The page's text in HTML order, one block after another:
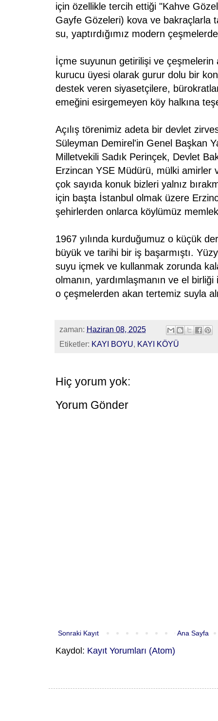
için özellikle tercih ettiği "Kahve
Gayfe Gözeleri) kova ve bakraçlarla
su, yaptırdığımız modern
İçme suyunun getirilişi ve çeşmelerin
kurucu üyesi olarak gurur dolu bir
destek veren siyasetçilere,
emeğini esirgemeyen köy halkına
Açılış törenimiz adeta bir devlet
Süleyman Demirel'in Genel Başkan
Milletvekili Sadık Perinçek, Devlet
Erzincan YSE Müdürü, mülki amirler
çok sayıda konuk bizleri yalnız
için başta İstanbul olmak üzere
şehirlerden onlarca köylümüz
1967 yılında kurduğumuz o küçük
büyük ve tarihi bir iş başarmıştı.
suyu içmek ve kullanmak zorunda
olmanın, yardımlaşmanın ve el birliği
o çeşmelerden akan tertemiz suyla
zaman: Haziran 08, 2025
Etiketler: KAYI BOYU, KAYI KÖYÜ
Hiç yorum yok:
Yorum Gönder
Sonraki Kayıt Ana Sayfa
Kaydol: Kayıt Yorumları (Atom)